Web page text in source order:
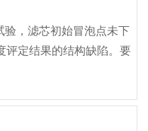
，滤芯初始冒泡点未下
评定结果的结构缺陷。要